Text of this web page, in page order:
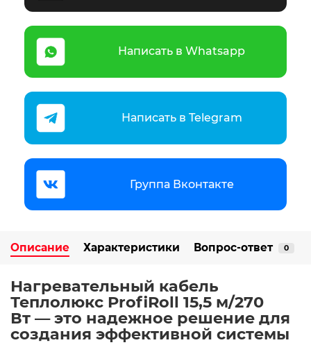
Написать в Whatsapp
Написать в Telegram
Группа Вконтакте
Описание Характеристики Вопрос-ответ 0
Нагревательный кабель
Теплолюкс ProfiRoll 15,5 м/270
Вт — это надежное решение для
создания эффективной системы